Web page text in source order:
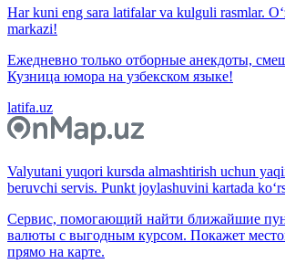
Har kuni eng sara latifalar va kulguli rasmlar.
markazi!
Ежедневно только отборные анекдоты,
Кузница юмора на узбекском языке!
latifa.uz
Valyutani yuqori kursda almashtirish uchun
beruvchi servis. Punkt joylashuvini kartada
Сервис, помогающий найти ближайшие
валюты с выгодным курсом. Покажет
прямо на карте.